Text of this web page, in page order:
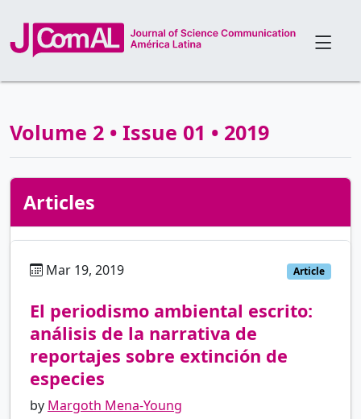
Volume 2 • Issue 01 • 2019
Articles
Mar 19, 2019 Article
El periodismo ambiental escrito:
análisis de la narrativa de
reportajes sobre extinción de
especies
by Margoth Mena-Young